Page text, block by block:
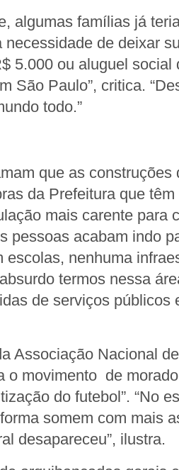
algumas famílias já
necessidade de deixar
5.000 ou aluguel social
São Paulo”, critica.
todo.”
que as construções
da Prefeitura que
mais carente para
pessoas acabam indo
escolas, nenhuma
termos nessa
de serviços públicos
Associação Nacional
o movimento de
do futebol”. “No
somem com mais
desapareceu”, ilustra.